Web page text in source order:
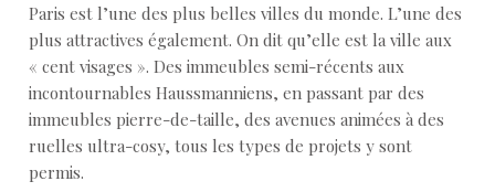
Paris est l’une des plus belles villes du monde. L’une des
plus attractives également. On dit qu’elle est la ville aux
« cent visages ». Des immeubles semi-récents aux
incontournables Haussmanniens, en passant par des
immeubles pierre-de-taille, des avenues animées à des
ruelles ultra-cosy, tous les types de projets y sont
permis.